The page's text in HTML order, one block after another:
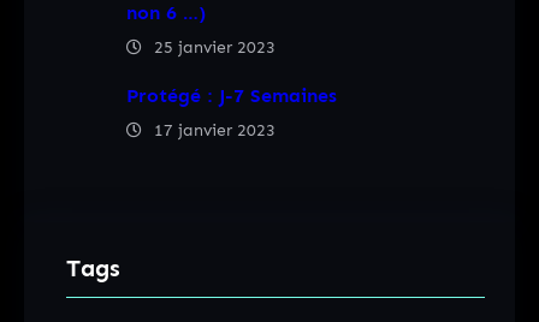
non 6 …)
25 janvier 2023
Protégé : J-7 Semaines
17 janvier 2023
Tags